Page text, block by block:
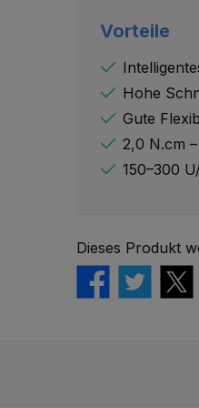
Vorteile
Hohe
Gute
2,0 N.cm
150–300
Dieses Produkt